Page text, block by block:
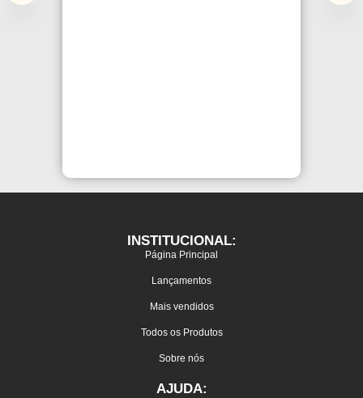
INSTITUCIONAL:
Página Principal
Lançamentos
Mais vendidos
Todos os Produtos
Sobre nós
AJUDA: